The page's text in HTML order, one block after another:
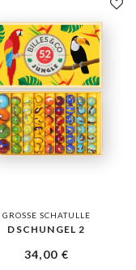
GROSSE SCHATULLE
DSCHUNGEL 2
34,00€